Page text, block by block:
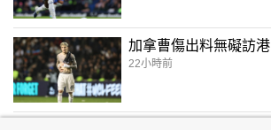
加拿曹傷出料無礙訪港
22小時前